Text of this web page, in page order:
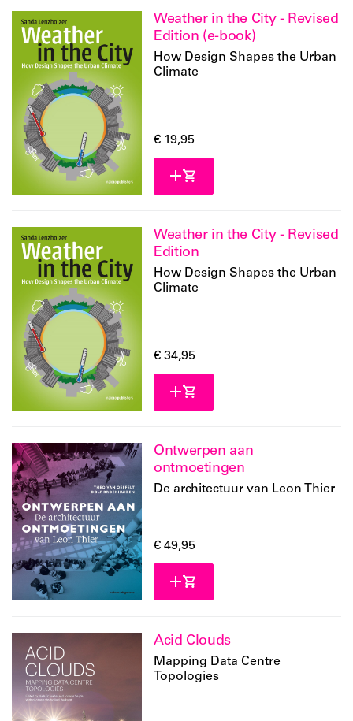
Weather in the City - Revised
Edition (e-book)
How Design Shapes the Urban
Climate
€ 19,95
Weather in the City - Revised
Edition
How Design Shapes the Urban
Climate
€ 34,95
Ontwerpen aan
ontmoetingen
De architectuur van Leon Thier
€ 49,95
Acid Clouds
Mapping Data Centre
Topologies